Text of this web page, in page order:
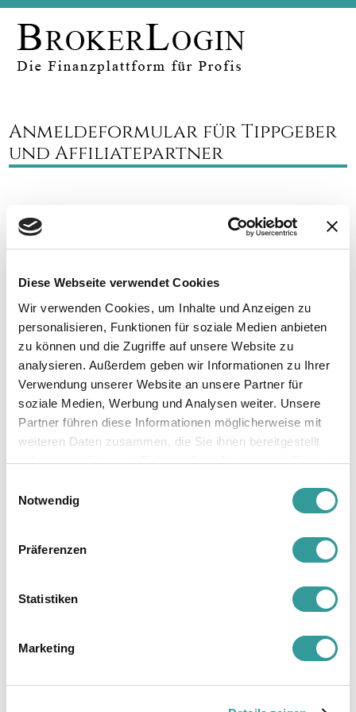
Diese Webseite verwendet Cookies
Wir verwenden Cookies, um Inhalte und Anzeigen zu
personalisieren, Funktionen für soziale Medien anbieten
zu können und die Zugriffe auf unsere Website zu
analysieren. Außerdem geben wir Informationen zu Ihrer
Verwendung unserer Website an unsere Partner für
soziale Medien, Werbung und Analysen weiter. Unsere
Partner führen diese Informationen möglicherweise mit
weiteren Daten zusammen, die Sie ihnen bereitgestellt
haben oder die sie im Rahmen Ihrer Nutzung der Dienste
Notwendig
Präferenzen
Statistiken
Marketing
Anmeldeformular für Tippgeber
und Affiliatepartner
Bitte befüllen Sie das nebenstehende Formular
vollständig und wahrheitsgemäß aus. Aufbauend auf
diesen Daten wird Ihr Account angelegt und Ihr
persönlichen Account. Die Freischaltung erfolgt nach
Prüfung der Angaben und beidseitiger Unterschrift des
Kooperationsvertrages.
Tippgeber & Affiliatepartner
zugesandt)